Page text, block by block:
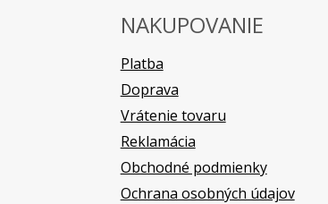
NAKUPOVANIE
Platba
Doprava
Vrátenie tovaru
Reklamácia
Obchodné podmienky
Ochrana osobných údajov